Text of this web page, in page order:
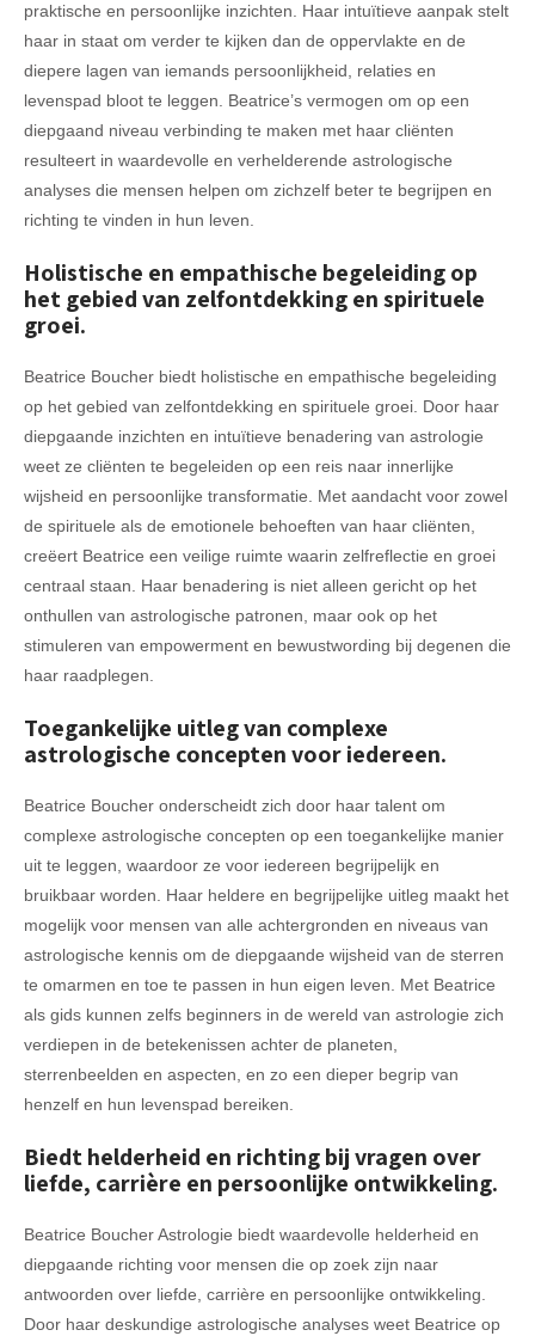
praktische en persoonlijke inzichten. Haar intuïtieve aanpak stelt
haar in staat om verder te kijken dan de oppervlakte en de
diepere lagen van iemands persoonlijkheid, relaties en
levenspad bloot te leggen. Beatrice’s vermogen om op een
diepgaand niveau verbinding te maken met haar cliënten
resulteert in waardevolle en verhelderende astrologische
analyses die mensen helpen om zichzelf beter te begrijpen en
richting te vinden in hun leven.
Holistische en empathische begeleiding op
het gebied van zelfontdekking en spirituele
groei.
Beatrice Boucher biedt holistische en empathische begeleiding
op het gebied van zelfontdekking en spirituele groei. Door haar
diepgaande inzichten en intuïtieve benadering van astrologie
weet ze cliënten te begeleiden op een reis naar innerlijke
wijsheid en persoonlijke transformatie. Met aandacht voor zowel
de spirituele als de emotionele behoeften van haar cliënten,
creëert Beatrice een veilige ruimte waarin zelfreflectie en groei
centraal staan. Haar benadering is niet alleen gericht op het
onthullen van astrologische patronen, maar ook op het
stimuleren van empowerment en bewustwording bij degenen die
haar raadplegen.
Toegankelijke uitleg van complexe
astrologische concepten voor iedereen.
Beatrice Boucher onderscheidt zich door haar talent om
complexe astrologische concepten op een toegankelijke manier
uit te leggen, waardoor ze voor iedereen begrijpelijk en
bruikbaar worden. Haar heldere en begrijpelijke uitleg maakt het
mogelijk voor mensen van alle achtergronden en niveaus van
astrologische kennis om de diepgaande wijsheid van de sterren
te omarmen en toe te passen in hun eigen leven. Met Beatrice
als gids kunnen zelfs beginners in de wereld van astrologie zich
verdiepen in de betekenissen achter de planeten,
sterrenbeelden en aspecten, en zo een dieper begrip van
henzelf en hun levenspad bereiken.
Biedt helderheid en richting bij vragen over
liefde, carrière en persoonlijke ontwikkeling.
Beatrice Boucher Astrologie biedt waardevolle helderheid en
diepgaande richting voor mensen die op zoek zijn naar
antwoorden over liefde, carrière en persoonlijke ontwikkeling.
Door haar deskundige astrologische analyses weet Beatrice op